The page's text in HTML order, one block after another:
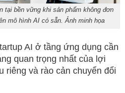
tại bền vững khi sản phẩm không đơn
mô hình AI có sẵn. Ảnh minh họa
AI ở tầng ứng dụng cần
quan trọng nhất của lợi
riêng và rào cản chuyển đổi